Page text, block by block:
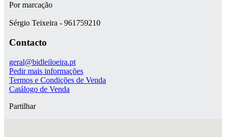
Por marcação
Sérgio Teixeira - 961759210
Contacto
geral@bidleiloeira.pt
Pedir mais informações
Termos e Condições de Venda
Catálogo de Venda
Partilhar